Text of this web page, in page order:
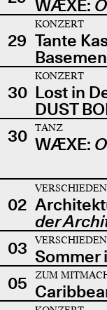
WÆXE:
29
KONZERT
Tante
30
KONZERT
Lost in
DUST
30
TANZ
WÆXE:
02
der
03 Sommer
05
ZUM